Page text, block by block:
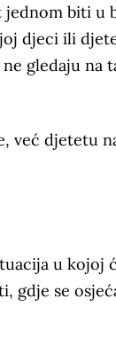
biti u
djeci ili
gledaju na
već djetetu
u kojoj
gdje se